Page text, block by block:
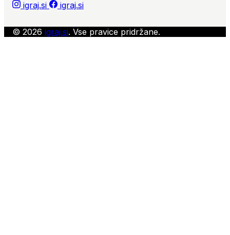
igraj.si igraj.si
© 2026 igraj.si. Vse pravice pridržane.